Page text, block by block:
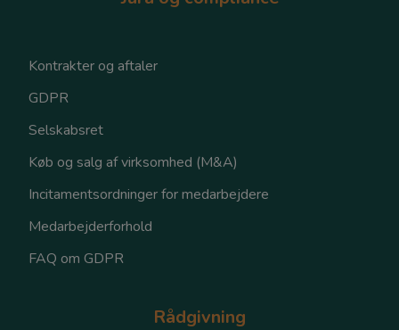
Kontrakter og aftaler
GDPR
Selskabsret
Køb og salg af virksomhed (M&A)
Incitamentsordninger for medarbejdere
Medarbejderforhold
FAQ om GDPR
Rådgivning